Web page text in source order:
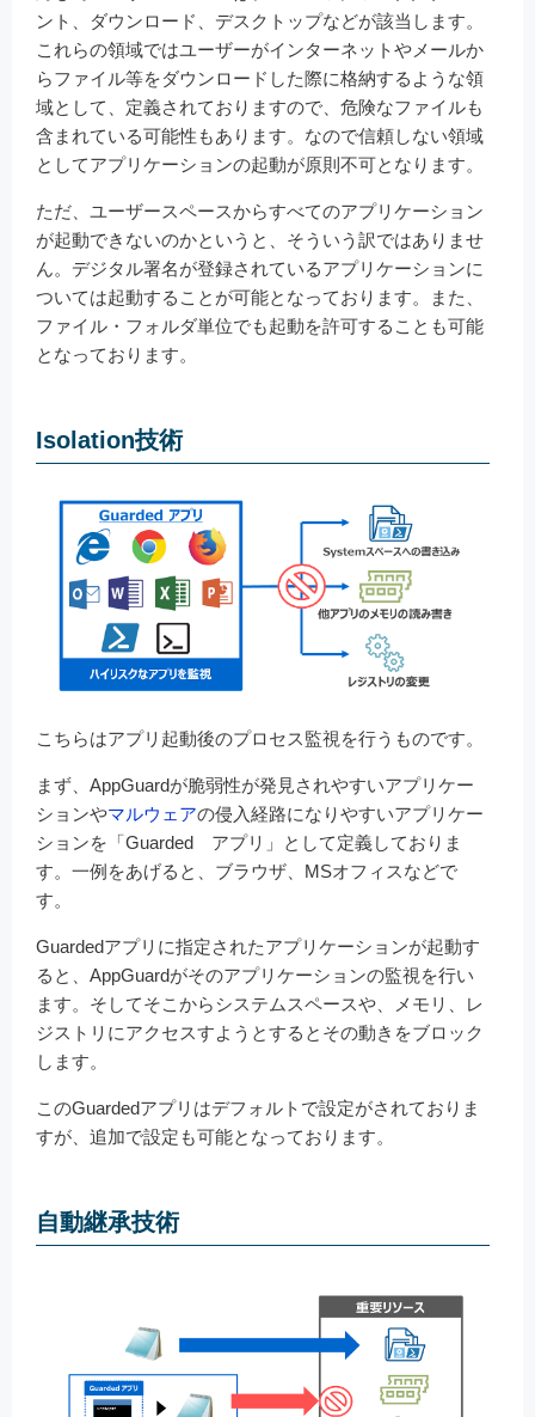
ント、ダウンロード、デスクトップなどが該当します。
これらの領域ではユーザーがインターネットやメールか
らファイル等をダウンロードした際に格納するような領
域として、定義されておりますので、危険なファイルも
含まれている可能性もあります。なので信頼しない領域
としてアプリケーションの起動が原則不可となります。
ただ、ユーザースペースからすべてのアプリケーション
が起動できないのかというと、そういう訳ではありませ
ん。デジタル署名が登録されているアプリケーションに
ついては起動することが可能となっております。また、
ファイル・フォルダ単位でも起動を許可することも可能
となっております。
Isolation技術
こちらはアプリ起動後のプロセス監視を行うものです。
まず、AppGuardが脆弱性が発見されやすいアプリケー
ションやマルウェアの侵入経路になりやすいアプリケー
ションを「Guarded アプリ」として定義しておりま
す。一例をあげると、ブラウザ、MSオフィスなどで
す。
Guardedアプリに指定されたアプリケーションが起動す
ると、AppGuardがそのアプリケーションの監視を行い
ます。そしてそこからシステムスペースや、メモリ、レ
ジストリにアクセスすようとするとその動きをブロック
します。
このGuardedアプリはデフォルトで設定がされておりま
すが、追加で設定も可能となっております。
自動継承技術